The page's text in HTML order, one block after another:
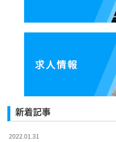
新着記事
2022.01.31